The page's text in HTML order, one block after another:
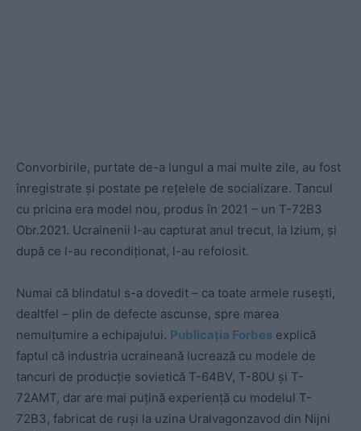
Convorbirile, purtate de-a lungul a mai multe zile, au fost
înregistrate și postate pe rețelele de socializare. Tancul
cu pricina era model nou, produs în 2021 – un T-72B3
Obr.2021. Ucrainenii l-au capturat anul trecut, la Izium, și
după ce l-au recondiționat, l-au refolosit.
Numai că blindatul s-a dovedit – ca toate armele rusești,
dealtfel – plin de defecte ascunse, spre marea
nemulțumire a echipajului. Publicația Forbes explică
faptul că industria ucraineană lucrează cu modele de
tancuri de producție sovietică T-64BV, T-80U și T-
72AMT, dar are mai puțină experiență cu modelul T-
72B3, fabricat de ruși la uzina Uralvagonzavod din Nijni